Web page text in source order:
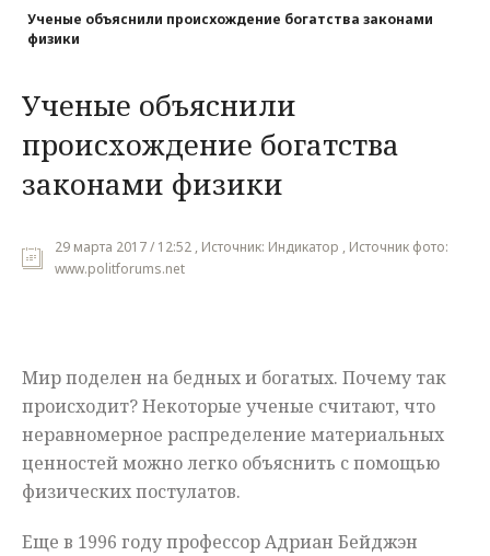
Финансы
Наука
Культура
Общество
Мнения
Ученые объяснили происхождение богатства законами
физики
Ученые объяснили
происхождение богатства
законами физики
29 марта 2017 / 12:52 , Источник: Индикатор , Источник фото:
www.politforums.net
Мир поделен на бедных и богатых. Почему так
происходит? Некоторые ученые считают, что
неравномерное распределение материальных
ценностей можно легко объяснить с помощью
физических постулатов.
Еще в 1996 году профессор Адриан Бейджэн